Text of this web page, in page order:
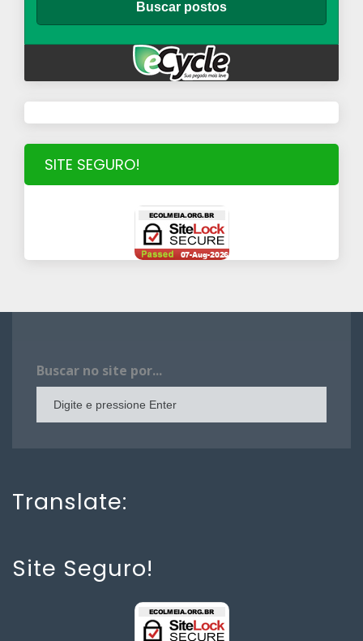
SITE SEGURO!
Buscar no site por...
Translate:
Site Seguro!